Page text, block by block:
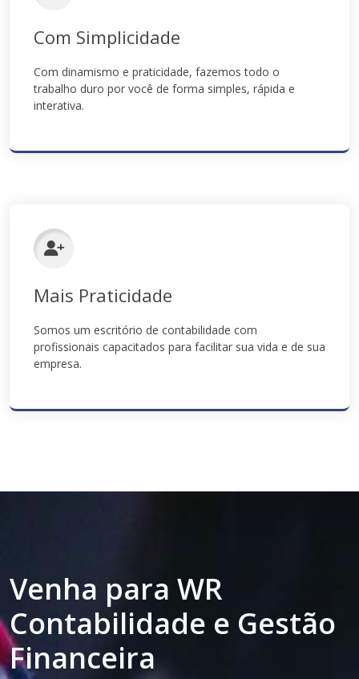
Com Simplicidade
Com dinamismo e praticidade, fazemos todo o
trabalho duro por você de forma simples, rápida e
interativa.
Mais Praticidade
Somos um escritório de contabilidade com
profissionais capacitados para facilitar sua vida e de sua
empresa.
Venha para WR
Contabilidade e Gestão
Financeira